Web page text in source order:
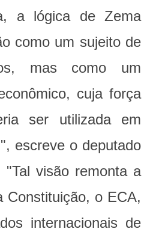
a lógica de Zema
como um sujeito de
mas como um
cuja força
ser utilizada em
escreve o deputado
"Tal visão remonta a
Constituição, o ECA,
internacionais de